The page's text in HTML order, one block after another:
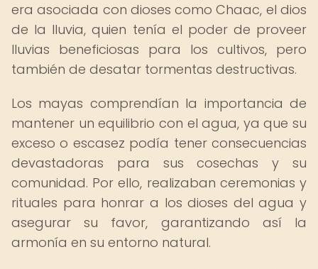
era asociada con dioses como Chaac, el dios
de la lluvia, quien tenía el poder de proveer
lluvias beneficiosas para los cultivos, pero
también de desatar tormentas destructivas.
Los mayas comprendían la importancia de
mantener un equilibrio con el agua, ya que su
exceso o escasez podía tener consecuencias
devastadoras para sus cosechas y su
comunidad. Por ello, realizaban ceremonias y
rituales para honrar a los dioses del agua y
asegurar su favor, garantizando así la
armonía en su entorno natural.